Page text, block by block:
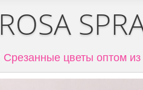
ROSA
Срезанные цветы оптом